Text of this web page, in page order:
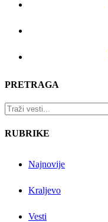
PRETRAGA
RUBRIKE
Najnovije
Kraljevo
Vesti